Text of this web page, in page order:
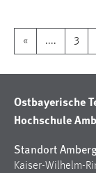
« .... 3
Ostbayerische
Hochschule
Standort
Kaiser-Wilhelm-